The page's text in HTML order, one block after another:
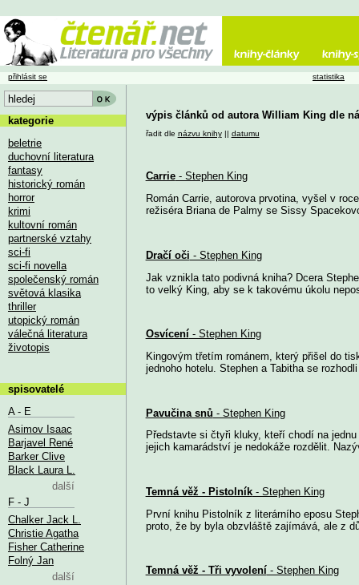
výpis článků od autora William King dle
řadit dle názvu knihy|| datumu
Carrie- Stephen King
Román Carrie, autorova prvotina, vyšel v
režiséra Briana de Palmy se Sissy
Dračí oči - Stephen King
Jak vznikla tato podivná kniha? Dcera
to velký King, aby se k takovému úkolu
Osvícení- Stephen King
Kingovým třetím románem, který přišel do
jednoho hotelu. Stephen a Tabitha se
Pavučina snů - Stephen King
Představte si čtyři kluky, kteří chodí na
jejich kamarádství je nedokáže rozdělit.
Temná věž - Pistolník- Stephen King
První knihu Pistolník z literárního eposu
proto, že by byla obzvláště zajímává, ale z
Temná věž - Tři vyvolení- Stephen King
přihlásit se statistika
kategorie
beletrie
duchovní literatura
fantasy
historický román
horror
krimi
kultovní román
partnerské vztahy
sci-fi
sci-fi novella
společenský román
světová klasika
thriller
utopický román
válečná literatura
životopis
spisovatelé
A - E
Asimov Isaac
Barjavel René
Barker Clive
Black Laura L.
další
F - J
Chalker Jack L.
Christie Agatha
Fisher Catherine
Folný Jan
další